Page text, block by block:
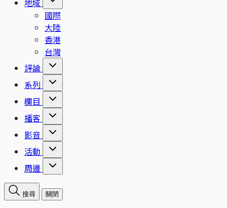
地域
國際
大陸
香港
台灣
評論
系列
欄目
播客
影音
活動
周邊
搜尋 關閉